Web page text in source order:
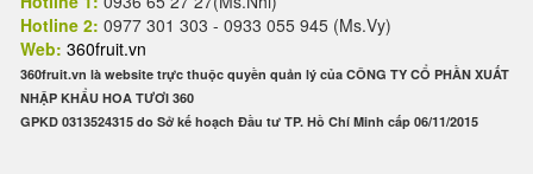
Hotline 2: 0977 301 303 - 0933 055 945 (Ms.Vy)
Web: 360fruit.vn
360fruit.vn là website trực thuộc quyền quản lý của CÔNG TY CỔ PHẦN XUẤT
NHẬP KHẨU HOA TƯƠI 360
GPKD 0313524315 do Sở kế hoạch Đầu tư TP. Hồ Chí Minh cấp 06/11/2015